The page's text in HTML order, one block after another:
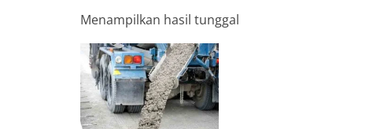
Aneka
Beton
Ready
mix
di
Indonesia
Menampilkan hasil tunggal